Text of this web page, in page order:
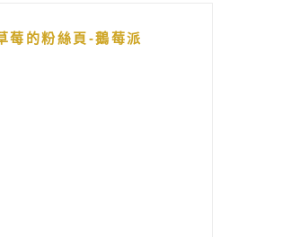
莓的粉絲頁-鵝莓派